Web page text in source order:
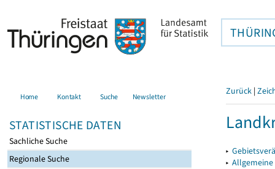
Home Kontakt Suche Newsletter
STATISTISCHE DATEN
Sachliche Suche
Regionale Suche
Zurück |
▸
▸